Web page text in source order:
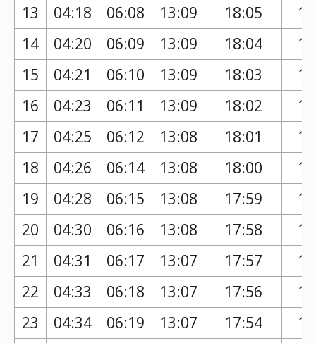
13 04:18 06:08 13:09 18:05
14
04:20 06:09 13:09 18:04
15
04:21 06:10 13:09 18:03
16
04:23 06:11 13:09 18:02
17
04:25 06:12 13:08 18:01
18
04:26 06:14 13:08 18:00
19
04:28 06:15 13:08 17:59
20
04:30 06:16 13:08 17:58
21
04:31 06:17 13:07 17:57
22
04:33 06:18 13:07 17:56
23
04:34 06:19 13:07 17:54